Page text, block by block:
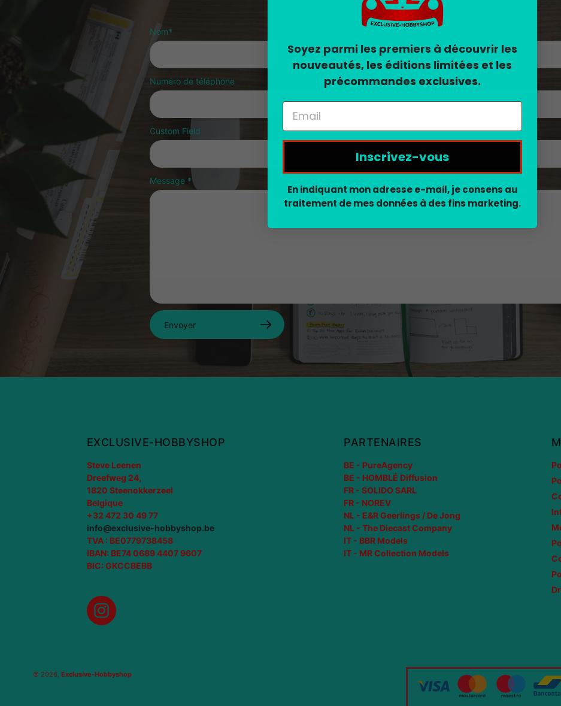
Nom*
Numéro de téléphone
Custom Field
Message *
Envoyer
EXCLUSIVE-HOBBYSHOP
Steve Leenen
Dreefweg 24,
1820 Steenokkerzeel
Belgique
+32 472 30 49 77
info@exclusive-hobbyshop.be
TVA : BE0779738458
IBAN: BE74 0689 4407 9607
BIC: GKCCBEBB
Instagram
PARTENAIRES
BE - PureAgency
BE - HOMBLÉ Diffusion
FR - SOLIDO SARL
FR - NOREV
NL - E&R Geerlings / De Jong
NL - The Diecast Company
IT - BBR Models
IT - MR Collection Models
© 2026, Exclusive-Hobbyshop
Soyez parmi les premiers à découvrir les
nouveautés, les éditions limitées et les
précommandes exclusives.
Inscrivez-vous
En indiquant mon adresse e-mail, je consens au
traitement de mes données à des fins marketing.